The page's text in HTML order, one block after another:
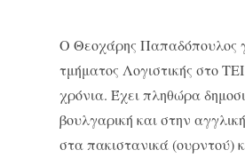
Ο Θεοχάρης Παπαδόπουλος
τμήματος Λογιστικής στο
χρόνια. Έχει πληθώρα
βουλγαρική και στην
στα πακιστανικά (ουρντού)